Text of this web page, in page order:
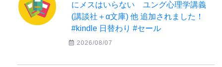
にメスはいらない ユング心理学講義
(講談社＋α文庫) 他 追加されました！
#kindle 日替わり #セール
2026/08/07